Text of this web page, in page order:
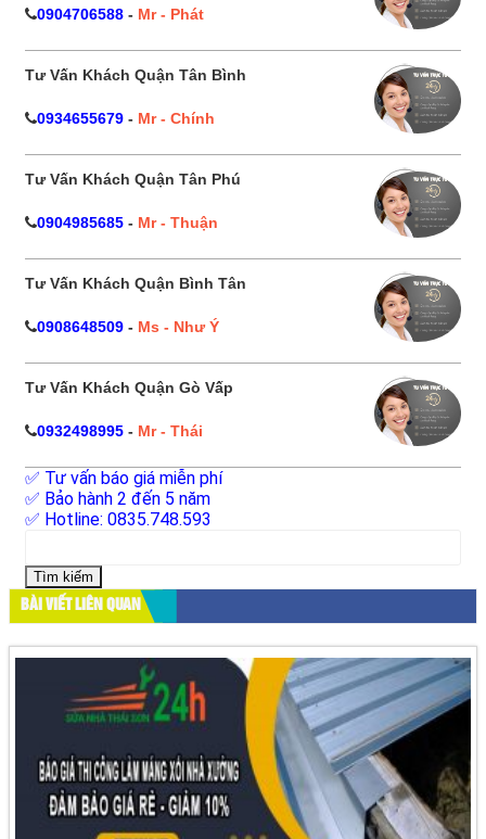
0904706588 - Mr - Phát
Tư Vấn Khách Quận Tân Bình
0934655679 - Mr - Chính
Tư Vấn Khách Quận Tân Phú
0904985685 - Mr - Thuận
Tư Vấn Khách Quận Bình Tân
0908648509 - Ms - Như Ý
Tư Vấn Khách Quận Gò Vấp
0932498995 - Mr - Thái
✅ Tư vấn báo giá miễn phí
✅ Bảo hành 2 đến 5 năm
✅ Hotline: 0835.748.593
cho:
BÀI VIẾT LIÊN QUAN